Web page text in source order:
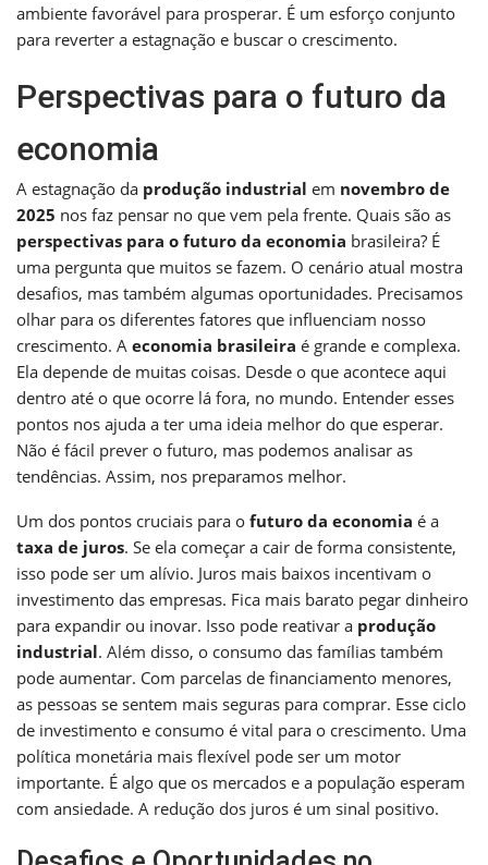
ambiente favorável para prosperar. É um esforço conjunto
para reverter a estagnação e buscar o crescimento.
Perspectivas para o futuro da
economia
A estagnação da produção industrial em novembro de
2025 nos faz pensar no que vem pela frente. Quais são as
perspectivas para o futuro da economia brasileira? É
uma pergunta que muitos se fazem. O cenário atual mostra
desafios, mas também algumas oportunidades. Precisamos
olhar para os diferentes fatores que influenciam nosso
crescimento. A economia brasileira é grande e complexa.
Ela depende de muitas coisas. Desde o que acontece aqui
dentro até o que ocorre lá fora, no mundo. Entender esses
pontos nos ajuda a ter uma ideia melhor do que esperar.
Não é fácil prever o futuro, mas podemos analisar as
tendências. Assim, nos preparamos melhor.
Um dos pontos cruciais para o futuro da economia é a
taxa de juros. Se ela começar a cair de forma consistente,
isso pode ser um alívio. Juros mais baixos incentivam o
investimento das empresas. Fica mais barato pegar dinheiro
para expandir ou inovar. Isso pode reativar a produção
industrial. Além disso, o consumo das famílias também
pode aumentar. Com parcelas de financiamento menores,
as pessoas se sentem mais seguras para comprar. Esse ciclo
de investimento e consumo é vital para o crescimento. Uma
política monetária mais flexível pode ser um motor
importante. É algo que os mercados e a população esperam
com ansiedade. A redução dos juros é um sinal positivo.